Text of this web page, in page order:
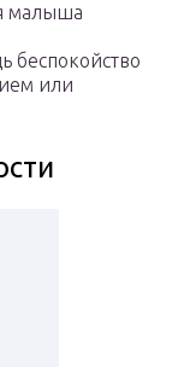
малыша
беспокойство
или